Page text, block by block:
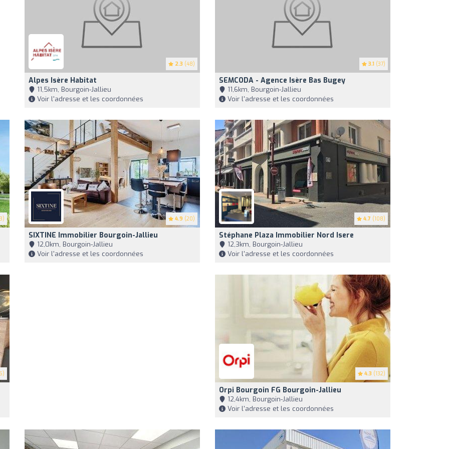
2.3 (48)
Alpes Isère Habitat
11,5km, Bourgoin-Jallieu
Voir l'adresse et les coordonnées
3.1 (37)
SEMCODA - Agence Isère Bas Bugey
11,6km, Bourgoin-Jallieu
Voir l'adresse et les coordonnées
4.9 (20)
SIXTINE Immobilier Bourgoin-Jallieu
12,0km, Bourgoin-Jallieu
Voir l'adresse et les coordonnées
4.7 (108)
Stéphane Plaza Immobilier Nord Isere
12,3km, Bourgoin-Jallieu
Voir l'adresse et les coordonnées
4.3 (132)
Orpi Bourgoin FG Bourgoin-Jallieu
12,4km, Bourgoin-Jallieu
Voir l'adresse et les coordonnées